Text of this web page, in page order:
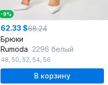
-9%
62.33 $68.24
Брюки
Rumoda 2296 белый
48, 50, 52, 54, 56
В корзину